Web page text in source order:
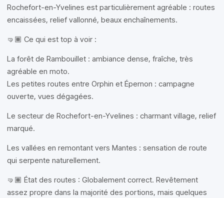
Rochefort-en-Yvelines est particulièrement agréable : routes
encaissées, relief vallonné, beaux enchaînements.
🤜🏾 Ce qui est top à voir :
La forêt de Rambouillet : ambiance dense, fraîche, très
agréable en moto.
Les petites routes entre Orphin et Épernon : campagne
ouverte, vues dégagées.
Le secteur de Rochefort-en-Yvelines : charmant village, relief
marqué.
Les vallées en remontant vers Mantes : sensation de route
qui serpente naturellement.
🤜🏾 État des routes : Globalement correct. Revêtement
assez propre dans la majorité des portions, mais quelques